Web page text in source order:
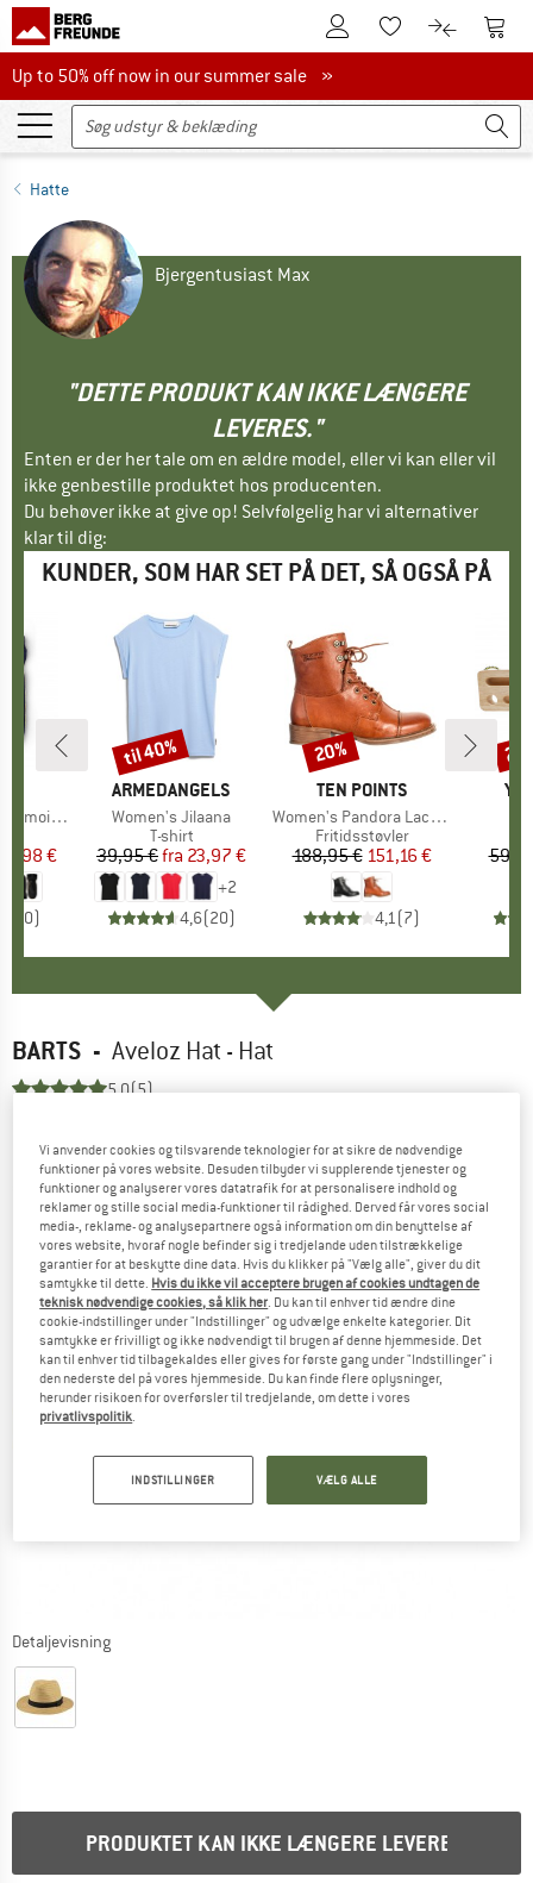
Til kundekontoenTil huskesedlen.
Til Til
Up to 50% off now in our summer sale
Up to 50% off now in our summer sale »
Hatte
Bjergentusiast Max
"DETTE PRODUKT KAN IKKE LÆNGERE
LEVERES."
Enten er der her tale om en ældre model, eller vi kan eller vil
ikke genbestille produktet hos producenten.
Du behøver ikke at give op! Selvfølgelig har vi alternativer
klar til dig:
KUNDER, SOM HAR SET PÅ DET, SÅ OGSÅ PÅ
Mitt
pris
€
0)
MÆRKE
ARMEDANGELS
Artikel
Women's Jilaana
Produktgruppe
T-shirt
Pris
39,95 € Nedsat pris
fra 23,97 €
+2
4,6(20)
Rabat
til 40%
MÆRKE
TEN POINTS
Artikel
Women's Pandora Lace Boots
Produktgruppe
Fritidsstøvler
Pris
188,95 €Nedsat pris
151,16 €
4,1(7)
Rabat
20%
YY
BARTS - Aveloz Hat - Hat
5,0(5)
Detaljevisning
PRODUKTET KAN IKKE LÆNGERE LEVERES
Vi anvender cookies og tilsvarende teknologier for at sikre de nødvendige
funktioner på vores website. Desuden tilbyder vi supplerende tjenester og
funktioner og analyserer vores datatrafik for at personalisere indhold og
reklamer og stille social media-funktioner til rådighed. Derved får vores social
media-, reklame- og analysepartnere også information om din benyttelse af
vores website, hvoraf nogle befinder sig i tredjelande uden tilstrækkelige
garantier for at beskytte dine data. Hvis du klikker på "Vælg alle", giver du dit
samtykke til dette. Hvis du ikke vil acceptere brugen af cookies undtagen de
teknisk nødvendige cookies, så klik her. Du kan til enhver tid ændre dine
cookie-indstillinger under "Indstillinger" og udvælge enkelte kategorier. Dit
samtykke er frivilligt og ikke nødvendigt til brugen af denne hjemmeside. Det
kan til enhver tid tilbagekaldes eller gives for første gang under "Indstillinger" i
den nederste del på vores hjemmeside. Du kan finde flere oplysninger,
herunder risikoen for overførsler til tredjelande, om dette i vores
privatlivspolitik.
INDSTILLINGER VÆLG ALLE